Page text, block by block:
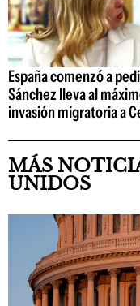
España comenzó a
Sánchez lleva al
invasión migratoria a
MÁS
UNIDOS